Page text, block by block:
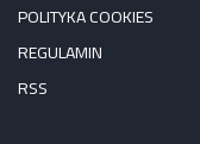
POLITYKA COOKIES
REGULAMIN
RSS